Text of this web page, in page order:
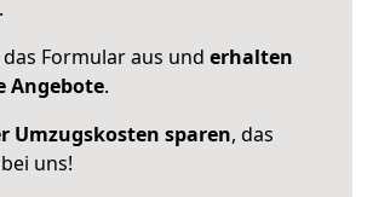
Formular aus und erhalten
Angebote.
Umzugskosten sparen, das
uns!